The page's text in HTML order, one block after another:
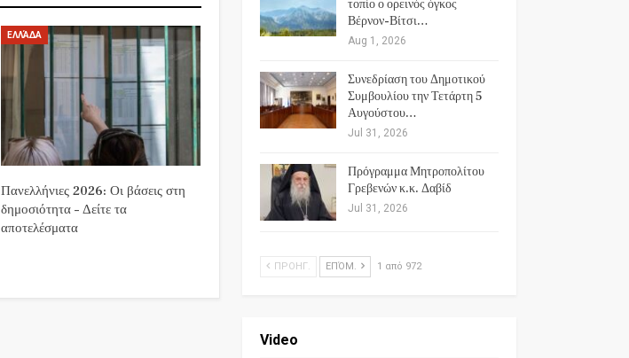
ΕΛΛΆΔΑ
Πανελλήνιες 2026: Οι βάσεις στη
δημοσιότητα – Δείτε τα
αποτελέσματα
τοπίο ο ορεινός όγκος
Βέρνον-Βίτσι…
Aug 1, 2026
Συνεδρίαση του Δημοτικού
Συμβουλίου την Τετάρτη 5
Αυγούστου…
Jul 31, 2026
Πρόγραμμα Μητροπολίτου
Γρεβενών κ.κ. Δαβίδ
Jul 31, 2026
ΠΡΟΗΓ. ΕΠΌΜ. 1 από 972
Video